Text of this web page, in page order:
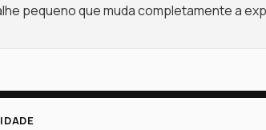
pequeno que muda completamente a